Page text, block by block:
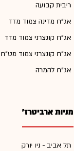
ריבית קבועה
אג"ח מדינה צמוד מדד
אג"ח קונצרני צמוד מדד
אג"ח קונצרני צמוד מט"ח
אג"ח להמרה
מניות ארביטרז'
תל אביב - ניו יורק